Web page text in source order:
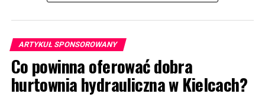
ARTYKUŁ SPONSOROWANY
Co powinna oferować dobra
hurtownia hydrauliczna w Kielcach?